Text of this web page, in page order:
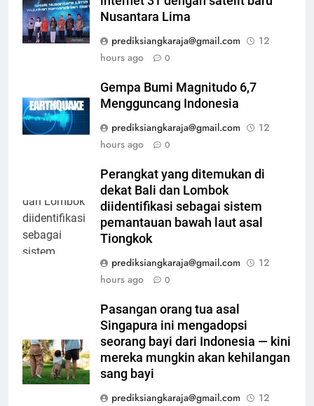
Nusantara Lima
prediksiangkaraja@gmail.com
12
hours ago
0
Gempa Bumi Magnitudo 6,7
Mengguncang Indonesia
prediksiangkaraja@gmail.com
12
hours ago
0
Perangkat yang ditemukan di
dekat Bali dan Lombok
diidentifikasi sebagai sistem
pemantauan bawah laut asal
Tiongkok
prediksiangkaraja@gmail.com
12
hours ago
0
Pasangan orang tua asal
Singapura ini mengadopsi
seorang bayi dari Indonesia — kini
mereka mungkin akan kehilangan
sang bayi
prediksiangkaraja@gmail.com
12